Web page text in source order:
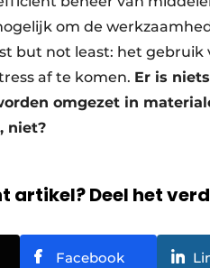
om de
but not least: het
af te komen. Er is
omgezet in
niet?
artikel? Deel het
Facebook